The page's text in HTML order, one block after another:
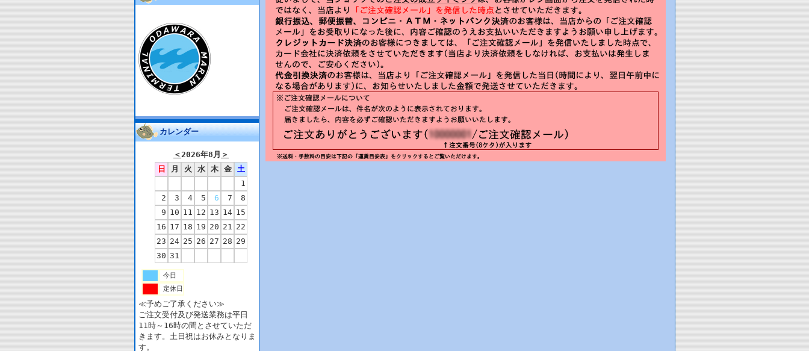
カレンダー
＜2026年8月 ＞
日
月 火 水 木 金
土
1
2
3 4 5 6 7
8
9 10 11 12 13 14 15
16 17 18 19 20 21 22
23 24 25 26 27 28 29
30 31
今日
定休日
≪予めご了承ください≫
ご注文受付及び発送業務は平日
11時～16時の間とさせていただ
きます。土日祝はお休みとなりま
す。